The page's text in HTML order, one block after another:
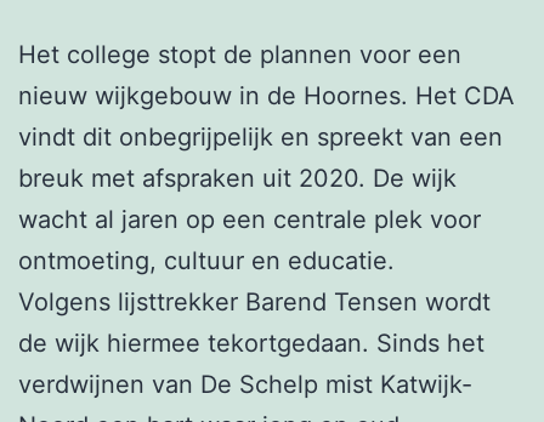
Het college stopt de plannen voor een
nieuw wijkgebouw in de Hoornes. Het CDA
vindt dit onbegrijpelijk en spreekt van een
breuk met afspraken uit 2020. De wijk
wacht al jaren op een centrale plek voor
ontmoeting, cultuur en educatie.
Volgens lijsttrekker Barend Tensen wordt
de wijk hiermee tekortgedaan. Sinds het
verdwijnen van De Schelp mist Katwijk-